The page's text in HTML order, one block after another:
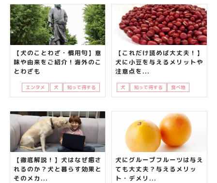
【犬のことわざ・慣用句】意
味や由来をご紹介！海外のこ
とわざも
エンタメ 犬 知って得する
【これだけ読めば大丈夫！】
犬に小豆を与えるメリットや
注意点を...
犬 知って得する 食べ物
【徹底解説！】犬はなぜ癒さ
れるのか？犬と暮らす効果と
そのメカ...
犬にグループフルーツは与え
ても大丈夫？与えるメリッ
ト・デメリ...